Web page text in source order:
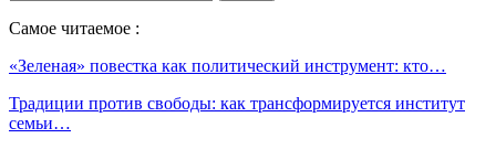
Самое читаемое :
«Зеленая» повестка как политический инструмент: кто…
Традиции против свободы: как трансформируется институт
семьи…